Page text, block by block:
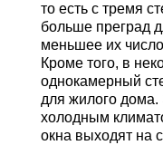
то есть с тремя
больше преград
меньшее их
Кроме того, в
однокамерный
для жилого дома.
холодным
окна выходят на